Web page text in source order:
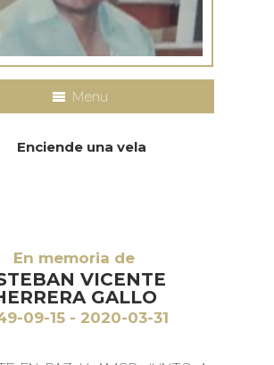
Menu
Enciende una vela
En memoria de
VICENTE
GALLO
09-15 - 2020-03-31